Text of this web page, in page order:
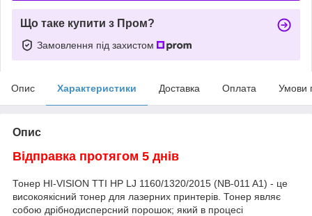
Що таке купити з Пром?
Замовлення під захистом
Опис Характеристики Доставка Оплата Умови
Опис
Відправка протягом 5 днів
Тонер HI-VISION TTI HP LJ 1160/1320/2015 (NB-011 A1) - це
високоякісний тонер для лазерних принтерів. Тонер являє
собою дрібнодисперсний порошок; який в процесі